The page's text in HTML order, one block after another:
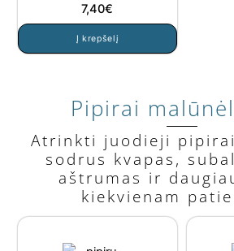
7,40€
Į krepšelį
Pipirai
Atrinkti juodieji
sodrus kvapas,
aštrumas ir
kiekvienam